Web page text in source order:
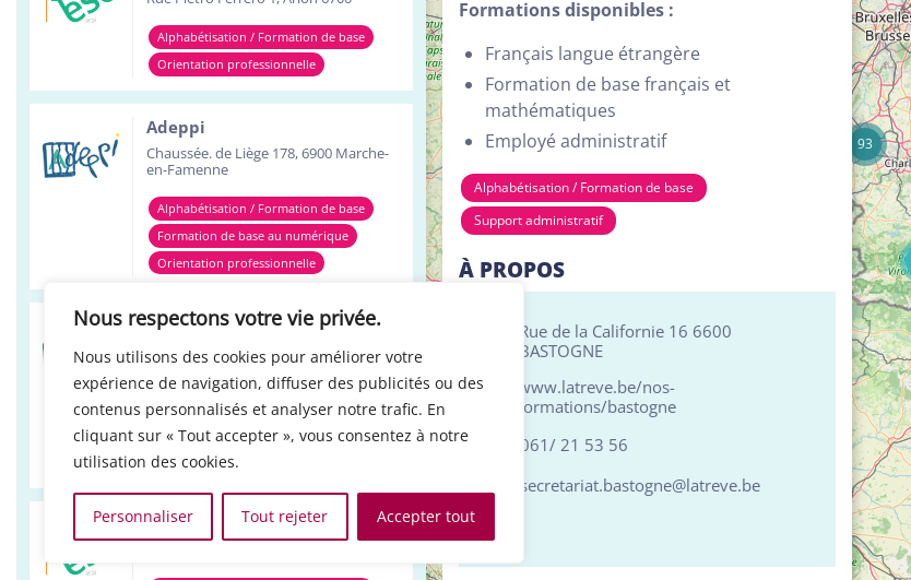
Nous respectons votre vie privée.
Nous utilisons des cookies pour améliorer votre
expérience de navigation, diffuser des publicités ou des
contenus personnalisés et analyser notre trafic. En
cliquant sur « Tout accepter », vous consentez à notre
utilisation des cookies.
Personnaliser Tout rejeter Accepter tout
Alphabétisation / Formation de base
Orientation professionnelle
Adeppi
Chaussée. de Liège 178, 6900 Marche-
en-Famenne
Alphabétisation / Formation de base
Formation de base au numérique
Orientation professionnelle
Adeppi
Avenue de l'Europe 1A, 7903 Leuze-en-
Hainaut
Alphabétisation / Formation de base
Formation de base au numérique
Orientation professionnelle
Réso ASBL Verviers
4
93
Formations disponibles :
Français langue étrangère
Formation de base français et
mathématiques
Employé administratif
Alphabétisation / Formation de base
Support administratif
À PROPOS
Rue de la Californie 16 6600
BASTOGNE
www.latreve.be/nos-
formations/bastogne
061/ 21 53 56
secretariat.bastogne@latreve.be
+